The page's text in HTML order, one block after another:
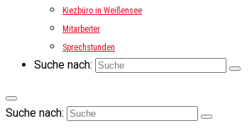
Kiezbüro in Weißensee
Mitarbeiter
Sprechstunden
Suche nach:
Suche nach: